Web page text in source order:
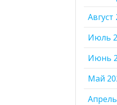
Август
Июль
Июнь
Май